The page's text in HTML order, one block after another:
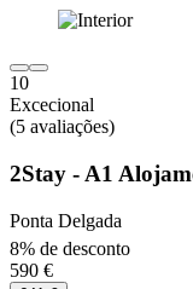
10
Excecional
(5 avaliações)
2Stay - A1
Ponta Delgada
8% de desconto
590 €